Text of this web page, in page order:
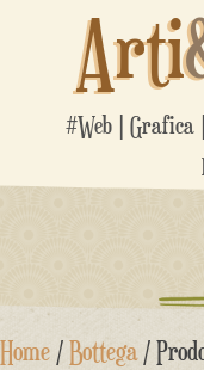
Arti
#Web | Grafica
Salta
al
Home /Bottega/